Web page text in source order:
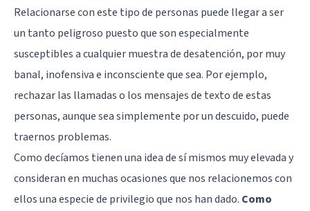
Relacionarse con este tipo de personas puede llegar a ser
un tanto peligroso puesto que son especialmente
susceptibles a cualquier muestra de desatención, por muy
banal, inofensiva e inconsciente que sea. Por ejemplo,
rechazar las llamadas o los mensajes de texto de estas
personas, aunque sea simplemente por un descuido, puede
traernos problemas.
Como decíamos tienen una idea de sí mismos muy elevada y
consideran en muchas ocasiones que nos relacionemos con
ellos una especie de privilegio que nos han dado. Como